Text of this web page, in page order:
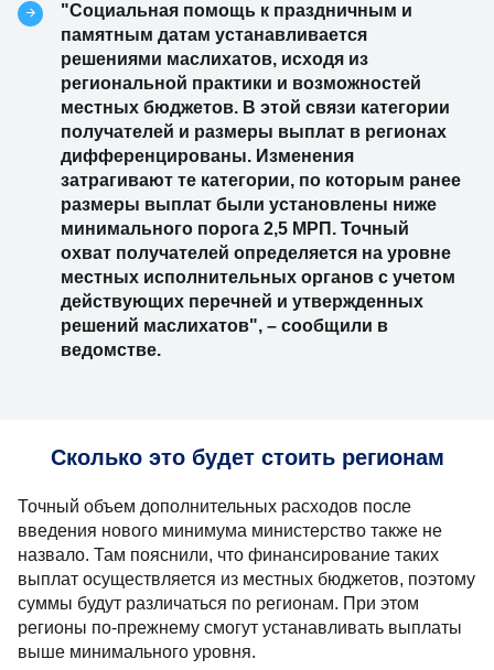
"Социальная помощь к праздничным и
памятным датам устанавливается
решениями маслихатов, исходя из
региональной практики и возможностей
местных бюджетов. В этой связи категории
получателей и размеры выплат в регионах
дифференцированы. Изменения
затрагивают те категории, по которым ранее
размеры выплат были установлены ниже
минимального порога 2,5 МРП. Точный
охват получателей определяется на уровне
местных исполнительных органов с учетом
действующих перечней и утвержденных
решений маслихатов", – сообщили в
ведомстве.
Сколько это будет стоить регионам
Точный объем дополнительных расходов после
введения нового минимума министерство также не
назвало. Там пояснили, что финансирование таких
выплат осуществляется из местных бюджетов, поэтому
суммы будут различаться по регионам. При этом
регионы по-прежнему смогут устанавливать выплаты
выше минимального уровня.